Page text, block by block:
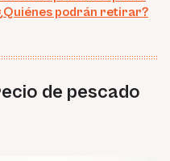
podrán retirar?
de pescado